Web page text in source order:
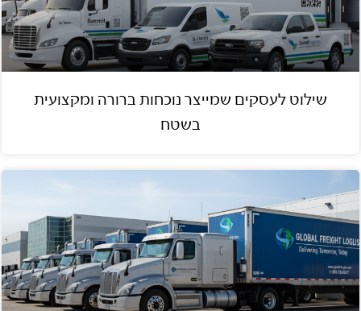
שילוט לעסקים שמייצר נוכחות ברורה ומקצועית
בשטח